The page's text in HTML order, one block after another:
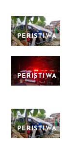
PERISTIWA
PERISTIWA
PERISTIWA